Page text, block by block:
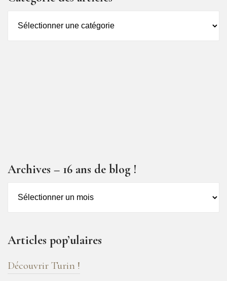
des
Archives – 16 ans de blog !
de
blog
!
Articles pop’ulaires
Découvrir Turin !